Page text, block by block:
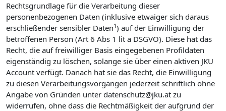
Rechtsgrundlage für die Verarbeitung dieser
personenbezogenen Daten (inklusive etwaiger sich daraus
erschließender sensibler Daten1) auf der Einwilligung der
betroffenen Person (Art 6 Abs 1 lit a DSGVO). Diese hat das
Recht, die auf freiwilliger Basis eingegebenen Profildaten
eigenständig zu löschen, solange sie über einen aktiven JKU
Account verfügt. Danach hat sie das Recht, die Einwilligung
zu diesen Verarbeitungsvorgängen jederzeit schriftlich ohne
Angabe von Gründen unter datenschutz@jku.at zu
widerrufen, ohne dass die Rechtmäßigkeit der aufgrund der